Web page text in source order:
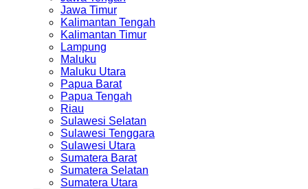
Jawa Timur
Kalimantan Tengah
Kalimantan Timur
Lampung
Maluku
Maluku Utara
Papua Barat
Papua Tengah
Riau
Sulawesi Selatan
Sulawesi Tenggara
Sulawesi Utara
Sumatera Barat
Sumatera Selatan
Sumatera Utara